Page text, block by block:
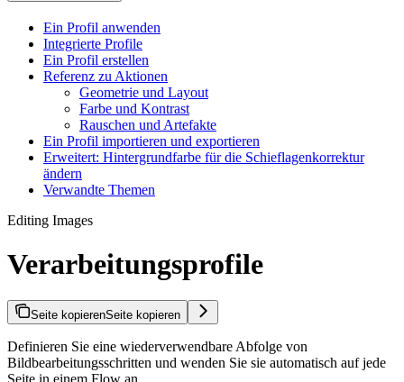
Ein Profil anwenden
Integrierte Profile
Ein Profil erstellen
Referenz zu Aktionen
Geometrie und Layout
Farbe und Kontrast
Rauschen und Artefakte
Ein Profil importieren und exportieren
Erweitert: Hintergrundfarbe für die Schieflagenkorrektur
ändern
Verwandte Themen
Editing Images
Verarbeitungsprofile
Seite kopierenSeite kopieren
Definieren Sie eine wiederverwendbare Abfolge von
Bildbearbeitungsschritten und wenden Sie sie automatisch auf jede